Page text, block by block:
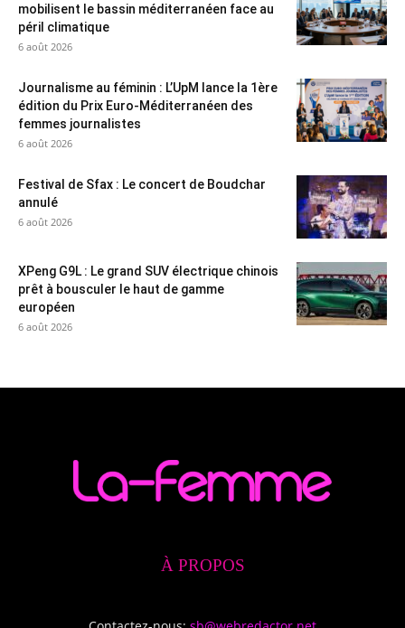
mobilisent le bassin méditerranéen face au
péril climatique
6 août 2026
Journalisme au féminin : L’UpM lance la 1ère
édition du Prix Euro-Méditerranéen des
femmes journalistes
6 août 2026
Festival de Sfax : Le concert de Boudchar
annulé
6 août 2026
XPeng G9L : Le grand SUV électrique chinois
prêt à bousculer le haut de gamme
européen
6 août 2026
À PROPOS